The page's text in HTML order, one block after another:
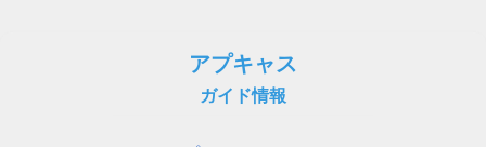
アプキャス
ガイド情報